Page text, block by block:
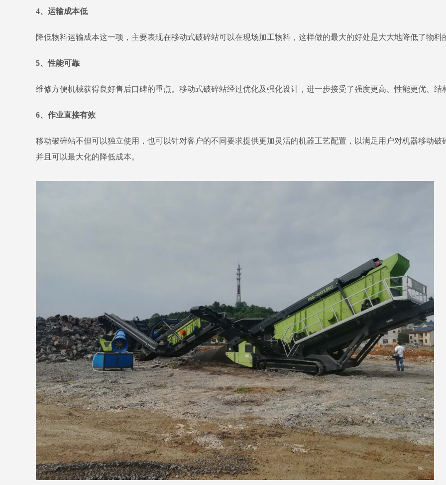
4、运输成本低
降低物料运输成本这一项，主要表现在移动式破碎站可以在现场加工物料，这样做的最大的好处是大大地降低了物料
5、性能可靠
维修方便机械获得良好售后口碑的重点。移动式破碎站经过优化及强化设计，进一步接受了强度更高、性能更优、结
6、作业直接有效
移动破碎站不但可以独立使用，也可以针对客户的不同要求提供更加灵活的机器工艺配置，以满足用户对机器移动破
并且可以最大化的降低成本。